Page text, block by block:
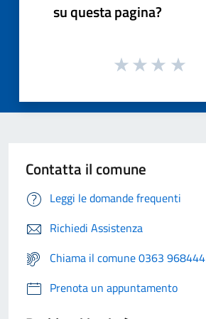
su questa pagina?
Contatta il comune
Leggi le domande frequenti
Richiedi Assistenza
Chiama il comune 0363 968444
Prenota un appuntamento